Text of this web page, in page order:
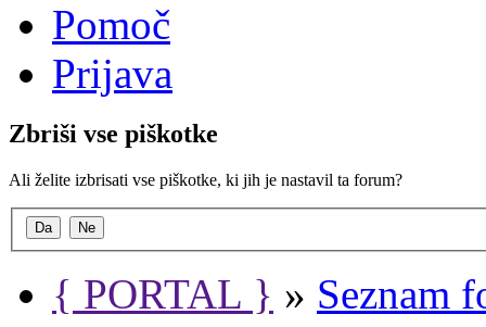
Pomoč
Prijava
Zbriši vse piškotke
Ali želite izbrisati vse piškotke, ki jih je nastavil ta forum?
{ PORTAL } » Seznam